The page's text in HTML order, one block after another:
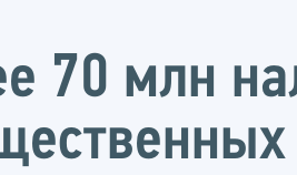
70 млн